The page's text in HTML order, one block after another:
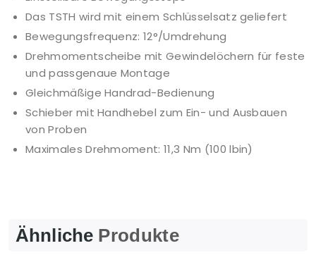
Das TSTH wird mit einem Schlüsselsatz geliefert
Bewegungsfrequenz: 12°/Umdrehung
Drehmomentscheibe mit Gewindelöchern für feste
und passgenaue Montage
Gleichmäßige Handrad-Bedienung
Schieber mit Handhebel zum Ein- und Ausbauen
von Proben
Maximales Drehmoment: 11,3 Nm (100 lbin)
Ähnliche Produkte